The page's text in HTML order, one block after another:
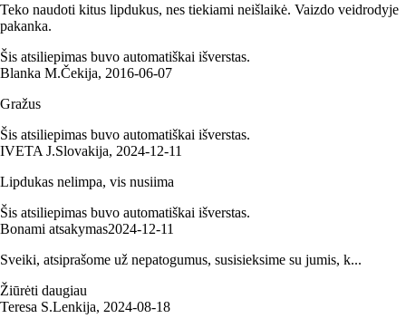
Teko naudoti kitus lipdukus, nes tiekiami neišlaikė. Vaizdo veidrodyje
pakanka.
Šis atsiliepimas buvo automatiškai išverstas.
Blanka M.Čekija, 2016‑06‑07
Gražus
Šis atsiliepimas buvo automatiškai išverstas.
IVETA J.Slovakija, 2024‑12‑11
Lipdukas nelimpa, vis nusiima
Šis atsiliepimas buvo automatiškai išverstas.
Bonami atsakymas2024‑12‑11
Sveiki, atsiprašome už nepatogumus, susisieksime su jumis, k...
Žiūrėti daugiau
Teresa S.Lenkija, 2024‑08‑18